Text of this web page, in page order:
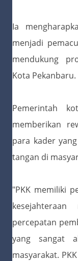
Ia
menjadi
mendukung
Kota Pekanbaru.
Pemerintah
memberikan
para kader
tangan di
"PKK memiliki
percepatan
yang sangat
masyarakat.